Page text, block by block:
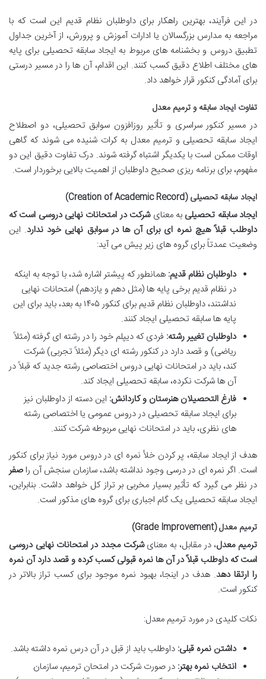
در این فرآیند، بهترین راهکار برای داوطلبان نظام قدیم این است که با
مراجعه به مدارس بزرگسالان یا ادارات آموزش و پرورش، از آخرین جداول
تطبیق دروس و بخشنامه های مربوط به ایجاد سابقه تحصیلی برای پایه
های مختلف اطلاع دقیق کسب کنند. این اقدام، آن ها را در مسیر درستی
برای آمادگی کنکور قرار خواهد داد.
تفاوت ایجاد سابقه و ترمیم معدل
در مسیر کنکور سراسری و تأثیر روزافزون سوابق تحصیلی، دو اصطلاح
ایجاد سابقه تحصیلی و ترمیم معدل به کرات شنیده می شوند که گاهی
اوقات ممکن است با یکدیگر اشتباه گرفته شوند. درک تفاوت دقیق این دو
مفهوم، برای برنامه ریزی صحیح داوطلبان از اهمیت بالایی برخوردار است.
ایجاد سابقه تحصیلی (Creation of Academic Record)
ایجاد سابقه تحصیلی به معنایشرکت در امتحانات نهایی دروسی است که
داوطلب قبلاً هیچ نمره ای برای آن ها در سوابق نهایی خود ندارد. این
وضعیت عمدتاً برای گروه های زیر پیش می آید:
داوطلبان نظام قدیم: همانطور که پیشتر اشاره شد، با توجه به اینکه
در نظام قدیم برخی پایه ها (مثل دهم و یازدهم) امتحانات نهایی
نداشتند، داوطلبان نظام قدیم برای کنکور ۱۴۰۵ به بعد، باید برای این
پایه ها سابقه تحصیلی ایجاد کنند.
داوطلبان تغییر رشته: فردی که دیپلم خود را در رشته ای گرفته (مثلاً
ریاضی) و قصد دارد در کنکور رشته ای دیگر (مثلاً تجربی) شرکت
کند، باید در امتحانات نهایی دروس اختصاصی رشته جدید که قبلاً در
آن ها شرکت نکرده، سابقه تحصیلی ایجاد کند.
فارغ التحصیلان هنرستان و کاردانش: این دسته از داوطلبان نیز
برای ایجاد سابقه تحصیلی در دروس عمومی یا اختصاصی رشته
های نظری، باید در امتحانات نهایی مربوطه شرکت کنند.
هدف از ایجاد سابقه، پر کردن خلأ نمره ای در دروس مورد نیاز برای کنکور
است. اگر نمره ای در درسی وجود نداشته باشد، سازمان سنجش آن راصفر
در نظر می گیرد که تأثیر بسیار مخربی بر تراز کل خواهد داشت. بنابراین،
ایجاد سابقه تحصیلی یک گام اجباری برای گروه های مذکور است.
ترمیم معدل (Grade Improvement)
ترمیم معدل، در مقابل، به معنایشرکت مجدد در امتحانات نهایی دروسی
است که داوطلب قبلاً در آن ها نمره قبولی کسب کرده و قصد دارد آن نمره
را ارتقا دهد. هدف در اینجا، بهبود نمره موجود برای کسب تراز بالاتر در
کنکور است.
نکات کلیدی در مورد ترمیم معدل:
داشتن نمره قبلی: داوطلب باید از قبل در آن درس نمره داشته باشد.
انتخاب نمره بهتر: در صورت شرکت در امتحان ترمیم، سازمان